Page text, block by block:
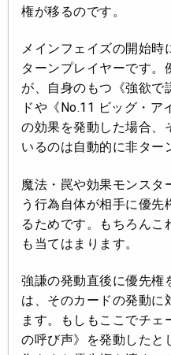
権が移るのです。
メインフェイズの開始時
ターンプレイヤーです。
が、自身のもつ《強欲で
ドや《No.11 ビッグ・ア
の効果を発動した場合、
いるのは自動的に非ター
魔法・罠や効果モンスタ
う行為自体が相手に優先
るためです。もちろんこ
も当てはまります。
強謙の発動直後に優先権
は、そのカードの発動に
ます。もしもここでチェ
の呼び声》を発動したと